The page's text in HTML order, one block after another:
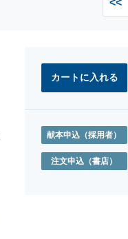
<<
献本申込 （採用者）
注文申込 （書店）